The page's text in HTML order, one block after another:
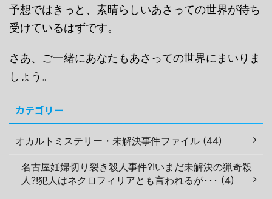
予想ではきっと、素晴らしいあさっての世界が待ち
受けているはずです。
さあ、ご一緒にあなたもあさっての世界にまいりま
しょう。
カテゴリー
オカルトミステリー・未解決事件ファイル (44)
名古屋妊婦切り裂き殺人事件?!いまだ未解決の猟奇殺
人?!犯人はネクロフィリアとも言われるが･･･ (4)